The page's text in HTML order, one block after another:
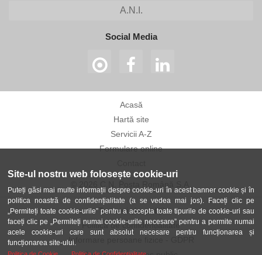
Site-ul nostru web folosește cookie-uri
Puteți găsi mai multe informații despre cookie-uri în acest banner cookie și în
politica noastră de confidențialitate (a se vedea mai jos). Faceți clic pe
„Permiteți toate cookie-urile” pentru a accepta toate tipurile de cookie-uri sau
faceți clic pe „Permiteți numai cookie-urile necesare” pentru a permite numai
acele cookie-uri care sunt absolut necesare pentru funcționarea și
funcționarea site-ului.
A.N.I.
Social Media
Acasă
Hartă site
Servicii A-Z
Formulare online
Termeni și condiții
Politica de confidențialitate
Informare persoane fizice - GDPR